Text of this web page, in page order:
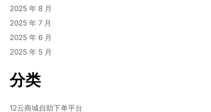
2025 年 8 月
2025 年 7 月
2025 年 6 月
2025 年 5 月
分类
12云商城自助下单平台